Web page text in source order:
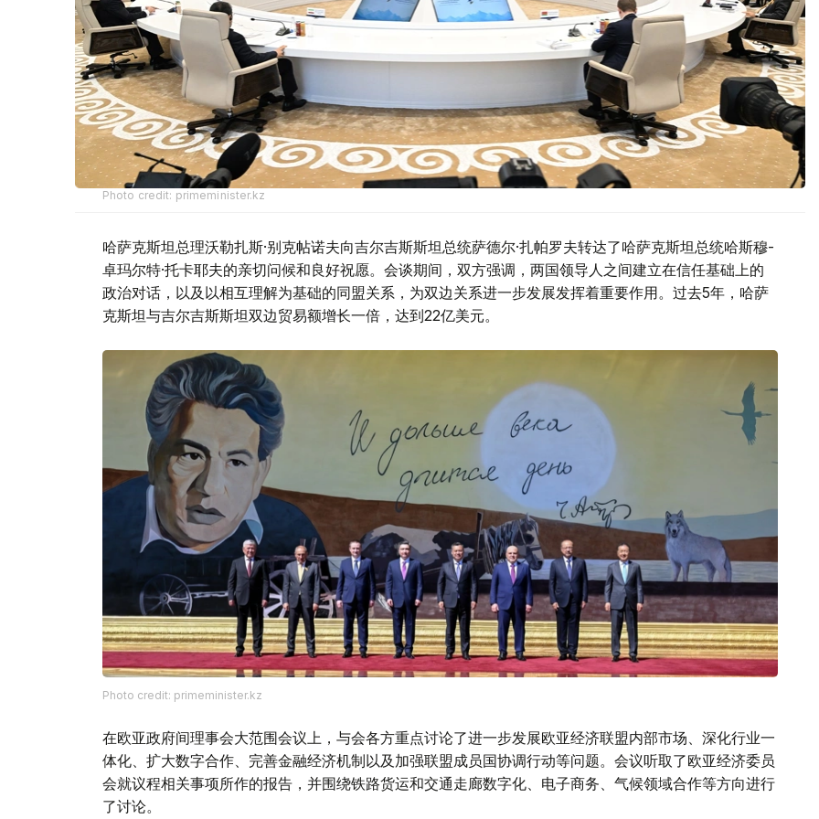
Photo credit: primeminister.kz
哈萨克斯坦总理沃勒扎斯·别克帖诺夫向吉尔吉斯斯坦总统萨德尔·扎帕罗夫转达了哈萨克斯坦总统哈斯穆-
卓玛尔特·托卡耶夫的亲切问候和良好祝愿。会谈期间，双方强调，两国领导人之间建立在信任基础上的
政治对话，以及以相互理解为基础的同盟关系，为双边关系进一步发展发挥着重要作用。过去5年，哈萨
克斯坦与吉尔吉斯斯坦双边贸易额增长一倍，达到22亿美元。
Photo credit: primeminister.kz
在欧亚政府间理事会大范围会议上，与会各方重点讨论了进一步发展欧亚经济联盟内部市场、深化行业一
体化、扩大数字合作、完善金融经济机制以及加强联盟成员国协调行动等问题。会议听取了欧亚经济委员
会就议程相关事项所作的报告，并围绕铁路货运和交通走廊数字化、电子商务、气候领域合作等方向进行
了讨论。